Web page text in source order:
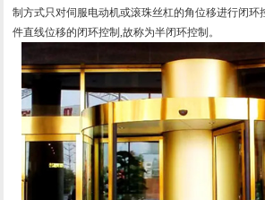
制方式只对伺服电动机或滚珠丝杠的角位移进行闭环
件直线位移的闭环控制,故称为半闭环控制。